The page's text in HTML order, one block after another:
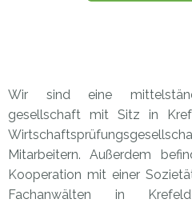
Wir sind eine
gesellschaft mit Sitz in
Mitarbeitern. Außerdem
Kooperation mit einer
Fachanwälten in